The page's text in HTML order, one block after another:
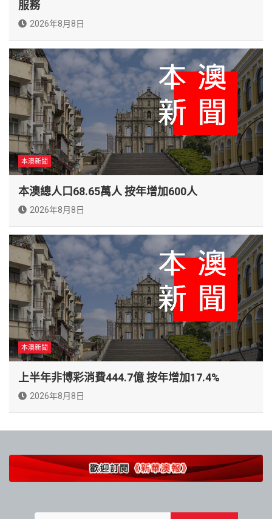
服務
2026年8月8日
本澳新聞
本澳總人口68.65萬人 按年增加600人
2026年8月8日
本澳新聞
上半年非博彩消費444.7億 按年增加17.4%
2026年8月8日